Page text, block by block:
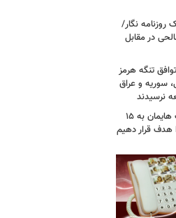
نگار/
در مقابل
تنگه هرمز
سوریه و عراق
نرسیدند
امام‌ جمعه اهواز: با افزایش برد موشک هایمان به ۱۵
هدف قرار دهیم